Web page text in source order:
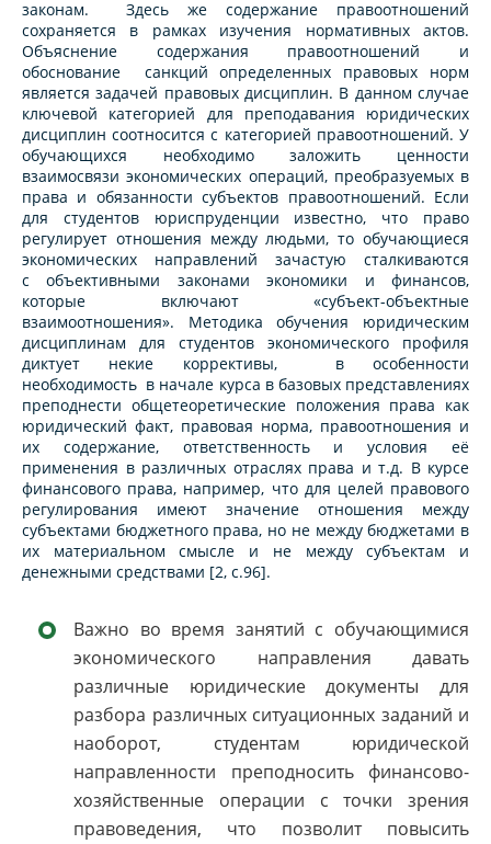
законам. Здесь же содержание правоотношений
сохраняется в рамках изучения нормативных актов.
Объяснение содержания правоотношений и
обоснование санкций определенных правовых норм
является задачей правовых дисциплин. В данном случае
ключевой категорией для преподавания юридических
дисциплин соотносится с категорией правоотношений. У
обучающихся необходимо заложить ценности
взаимосвязи экономических операций, преобразуемых в
права и обязанности субъектов правоотношений. Если
для студентов юриспруденции известно, что право
регулирует отношения между людьми, то обучающиеся
экономических направлений зачастую сталкиваются
с объективными законами экономики и финансов,
которые включают «субъект-объектные
взаимоотношения». Методика обучения юридическим
дисциплинам для студентов экономического профиля
диктует некие коррективы, в особенности
необходимость в начале курса в базовых представлениях
преподнести общетеоретические положения права как
юридический факт, правовая норма, правоотношения и
их содержание, ответственность и условия её
применения в различных отраслях права и т.д. В курсе
финансового права, например, что для целей правового
регулирования имеют значение отношения между
субъектами бюджетного права, но не между бюджетами в
их материальном смысле и не между субъектам и
денежными средствами [2, c.96].
Важно во время занятий c обучающимися
экономического направления давать
различные юридические документы для
разбора различных ситуационных заданий и
наоборот, студентам юридической
направленности преподносить финансово-
хозяйственные операции с точки зрения
правоведения, что позволит повысить